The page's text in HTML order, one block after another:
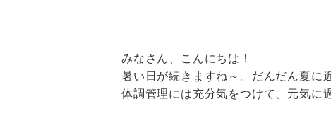
みなさん、こんにちは！
暑い日が続きますね～。だんだん夏に
体調管理には充分気をつけて、元気に